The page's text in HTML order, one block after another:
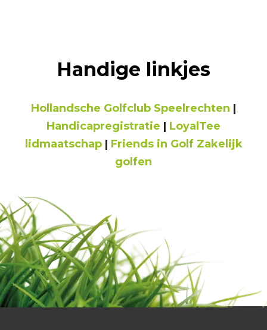
Handige linkjes
Hollandsche Golfclub Speelrechten |
Handicapregistratie | LoyalTee
lidmaatschap| Friends in Golf Zakelijk
golfen